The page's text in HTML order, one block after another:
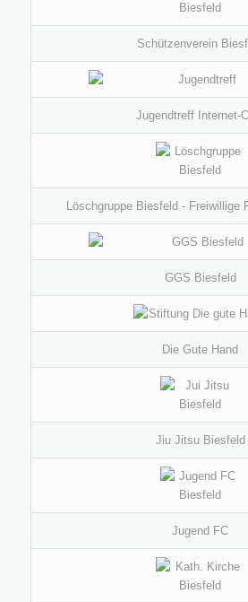
Schützenverein
Jugendtreff Internet-
Löschgruppe Biesfeld - Freiwillige
GGS Biesfeld
Die Gute Hand
Jiu Jitsu Biesfeld
Jugend FC